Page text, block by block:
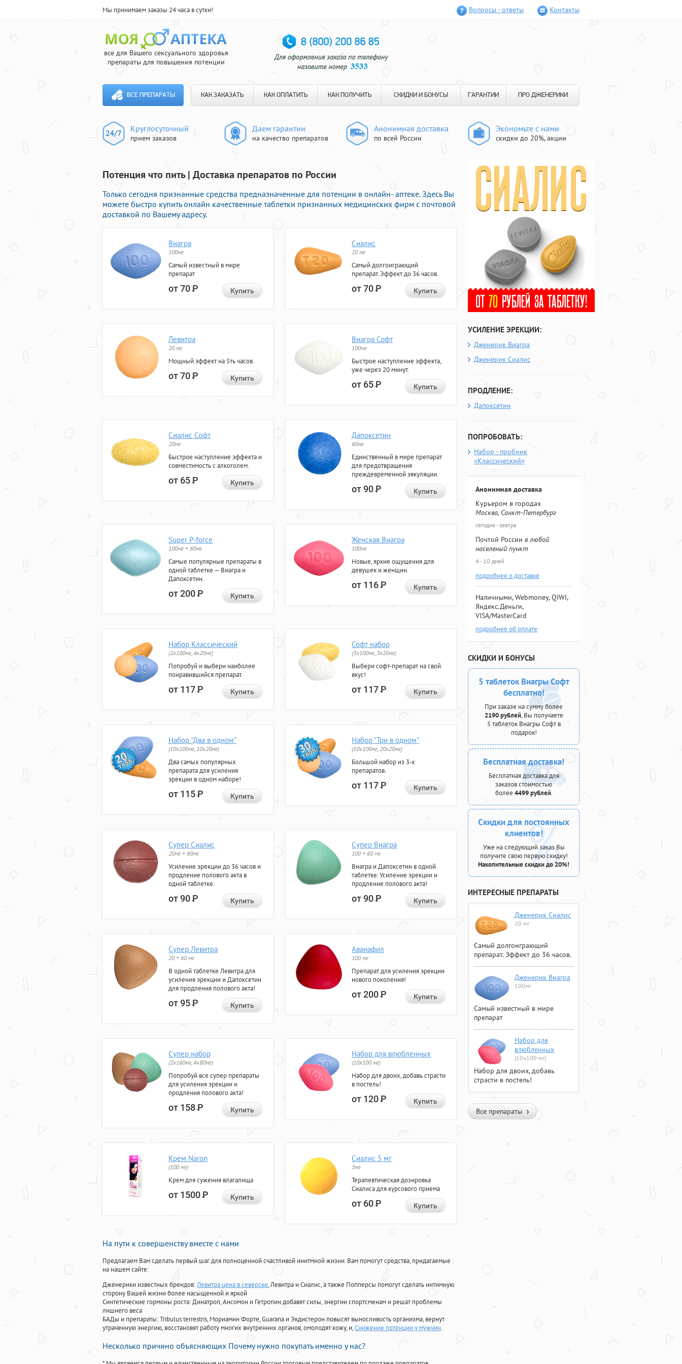
Мы принимаем заказы 24 часа в сутки! Вопросы - ответы Контакты
все для Вашего сексуального здоровья
препараты для повышения потенции
ВСЕ ПРЕПАРАТЫ КАК ЗАКАЗАТЬ КАК ОПЛАТИТЬ КАК ПОЛУЧИТЬ СКИДКИ И БОНУСЫ ГАРАНТИИ ПРО ДЖЕНЕРИКИ
Круглосуточный
прием заказов
Даем гарантии
на качество препаратов
Анонимная доставка
по всей России
Экономьте с нами
скидки до 20%, акции
Потенция что пить | Доставка препаратов по России
Только сегодня признанные средства предназначенные для потенции в онлайн- аптеке. Здесь Вы
можете быстро купить онлайн качественные таблетки признанных медицинских фирм с почтовой
доставкой по Вашему адресу.
Виагра
100мг
Самый известный в мире
препарат
от 70Р Купить
Сиалис
20 мг
Самый долгоиграющий
препарат. Эффект до 36 часов.
от 70Р Купить
Левитра
20 мг
Мощный эффект на 5ть часов.
от 70Р Купить
Виагра Софт
100мг
Быстрое наступление эффекта,
уже через 20 минут.
от 65Р Купить
Сиалис Софт
20мг
Быстрое наступление эффекта и
совместимость с алкоголем.
от 65Р Купить
Дапоксетин
60мг
Единственный в мире препарат
для предотвращения
преждевременной эякуляции.
от 90Р Купить
Super P-force
100мг + 60мг
Самые популярные препараты в
одной таблетке — Виагра и
Дапоксетин.
от 200Р Купить
Женская Виагра
100мг
Новые, яркие ощущения для
девушек и женщин.
от 116Р Купить
Набор Классический
(2x100мг, 4x20мг)
Попробуй и выбери наиболее
понравившийся препарат.
от 117Р Купить
Софт набор
(3x100мг, 3x20мг)
Выбери софт-препарат на свой
вкус!
от 117Р Купить
Набор "Два в одном"
(10x100мг, 10x20мг)
Два самых популярных
препарата для усиления
эрекции в одном наборе!
от 115Р Купить
Набор "Три в одном"
(10x100мг, 20x20мг)
Большой набор из 3-х
препаратов.
от 117Р Купить
Супер Сиалис
20мг + 60мг
Усиление эрекции до 36 часов и
продление полового акта в
одной таблетке.
от 90Р Купить
Супер Виагра
100 + 60 мг
Виагра и Дапоксетин в одной
таблетке. Усиление эрекции и
продление полового акта!
от 90Р Купить
Супер Левитра
20 + 60 мг
В одной таблетке Левитра для
усиления эрекции и Дапоксетин
для продления полового акта!
от 95Р Купить
Аванафил
100 мг
Препарат для усиления эрекции
нового поколения!
от 200Р Купить
Супер набор
(2х160мг, 4х80мг)
Попробуй все супер препараты
для усиления эрекции и
продления полового акта!
от 158Р Купить
Набор для влюбленных
(10х100 мг)
Набор для двоих, добавь страсти
в постель!
от 120Р Купить
Крем Naron
(100 мг)
Крем для сужения влагалища
от 1500Р Купить
Сиалис 5 мг
5мг
Терапевтическая дозировка
Сиалиса для курсового приема
от 60Р Купить
На пути к совершенству вместе с нами
Предлагаем Вам сделать первый шаг для полноценной счастливой инитмной жизни. Вам помогут средства, придагаемые
на нашем сайте:
Дженерики известных брендов:Левитра цена в северске, Левитра и Сиалис, а также Попперсы помогут сделать интимную
сторону Вашей жизни более насыщенной и яркой
Синтетические гормоны роста: Динатроп, Ансомон и Гетропин добавят силы, энергии спортсменам и решат проблемы
лишнего веса
БАДы и препараты:Tribulus terrestris, Мориамин Форте, Guarana и Экдистерон повысят выносливость организма, вернут
утраченную энергию, восстановят работу многих внутренних органов, омолодят кожу, и,Снижение потенции у мужчин.
Несколько причино объясняющих Почему нужно покупать именно у нас?
УСИЛЕНИЕ ЭРЕКЦИИ:
Дженерик Виагра
Дженерик Сиалис
ПРОДЛЕНИЕ:
Дапоксетин
ПОПРОБОВАТЬ:
Набор - пробник
«Классический»
Анонимная доставка
Курьером в городах
Москва, Санкт-Петербург
сегодня - завтра
Почтой России в любой
населеный пункт
4 - 10 дней
подробнее о доставке
Наличными, Webmoney, QIWI,
Яндекс.Деньги,
VISA/MasterCard
подробнее об оплате
СКИДКИ И БОНУСЫ
5 таблеток Виагры Софт
бесплатно!
При заказе на сумму более
2190 рублей, Вы получаете
5 таблеток Виагры Софт в
подарок!
Бесплатная доставка!
Бесплатная доставка для
заказов стоимостью
более 4499 рублей.
Скидки для постоянных
клиентов!
Уже на следующий заказ Вы
получите свою первую скидку!
Накопительные скидки до 20%!
ИНТЕРЕСНЫЕ ПРЕПАРАТЫ
Дженерик Сиалис
20 мг
Самый долгоиграющий
препарат. Эффект до 36 часов.
Дженерик Виагра
100мг
Самый известный в мире
препарат
Набор для
влюбленных
(10х100 мг)
Набор для двоих, добавь
страсти в постель!
Все препараты